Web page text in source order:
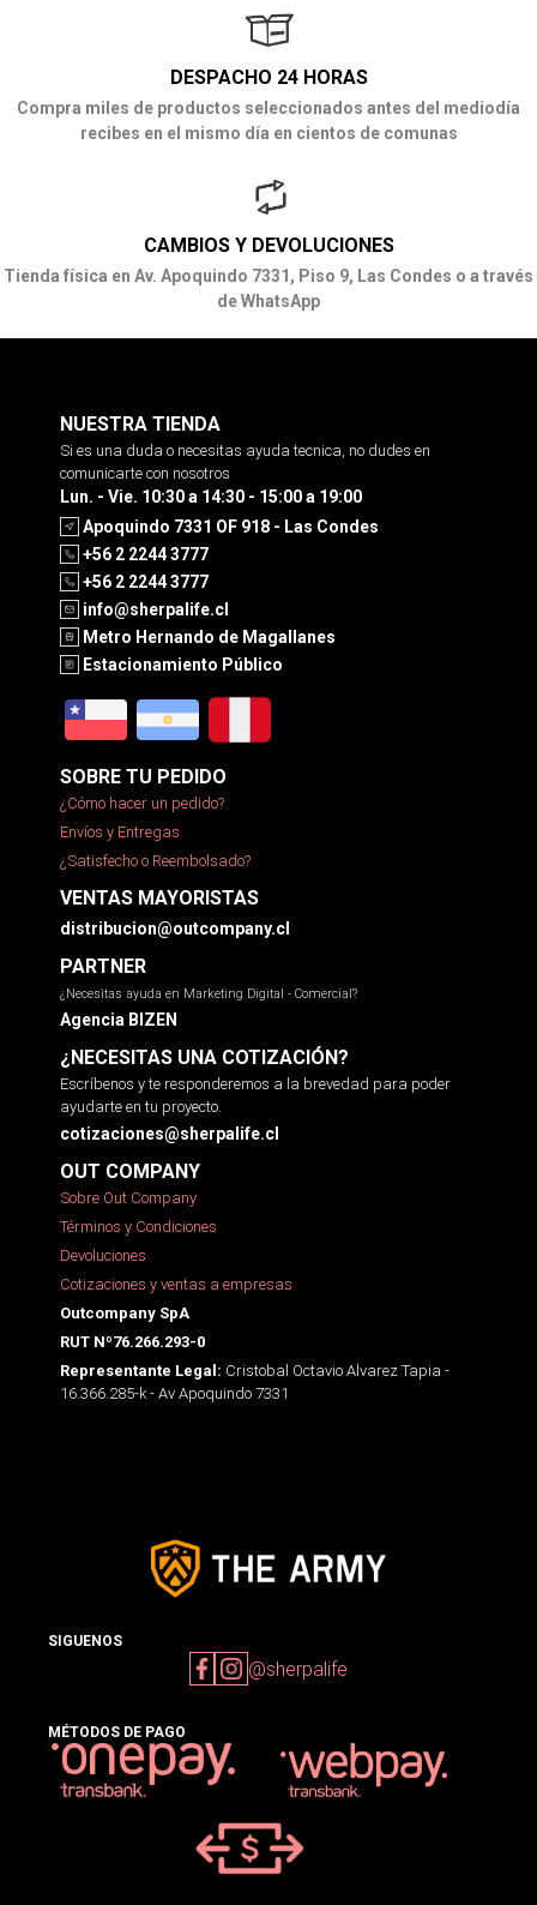
DESPACHO 24 HORAS
Compra miles de productos seleccionados antes del mediodía
recibes en el mismo día en cientos de comunas
CAMBIOS Y DEVOLUCIONES
Tienda física en Av. Apoquindo 7331, Piso 9, Las Condes o a través
de WhatsApp
NUESTRA TIENDA
Si es una duda o necesitas ayuda tecnica, no dudes en
comunicarte con nosotros
Lun. - Vie. 10:30 a 14:30 - 15:00 a 19:00
Apoquindo 7331 OF 918 - Las Condes
+56 2 2244 3777
+56 2 2244 3777
info@sherpalife.cl
Metro Hernando de Magallanes
Estacionamiento Público
SOBRE TU PEDIDO
¿Cómo hacer un pedido?
Envíos y Entregas
¿Satisfecho o Reembolsado?
VENTAS MAYORISTAS
distribucion@outcompany.cl
PARTNER
¿Necesitas ayuda en Marketing Digital - Comercial?
Agencia BIZEN
¿NECESITAS UNA COTIZACIÓN?
Escríbenos y te responderemos a la brevedad para poder
ayudarte en tu proyecto.
cotizaciones@sherpalife.cl
OUT COMPANY
Sobre Out Company
Términos y Condiciones
Devoluciones
Cotizaciones y ventas a empresas
Outcompany SpA
RUT Nº76.266.293-0
Representante Legal: Cristobal Octavio Alvarez Tapia -
16.366.285-k - Av Apoquindo 7331
SIGUENOS
@sherpalife
MÉTODOS DE PAGO